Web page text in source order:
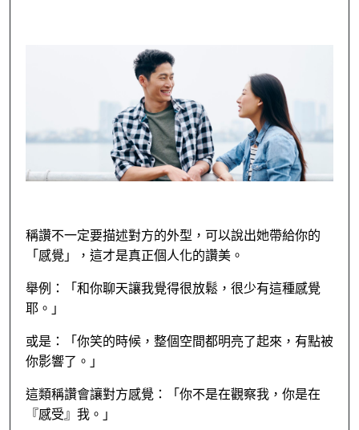
稱讚不一定要描述對方的外型，可以說出她帶給你的
「感覺」，這才是真正個人化的讚美。
舉例：「和你聊天讓我覺得很放鬆，很少有這種感覺
耶。」
或是：「你笑的時候，整個空間都明亮了起來，有點被
你影響了。」
這類稱讚會讓對方感覺：「你不是在觀察我，你是在
『感受』我。」